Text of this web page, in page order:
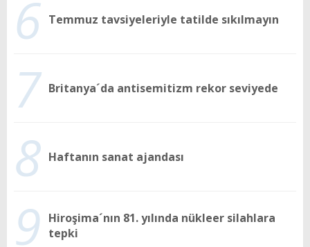
6 Temmuz tavsiyeleriyle tatilde sıkılmayın
7 Britanya´da antisemitizm rekor seviyede
8 Haftanın sanat ajandası
9
Hiroşima´nın 81. yılında nükleer silahlara
tepki